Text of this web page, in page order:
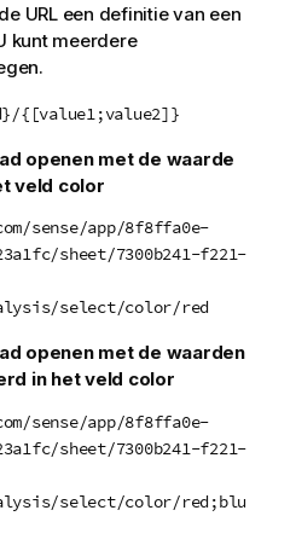
URLeen definitie van een
kunt meerdere
{[value1;value2]}
openen met de waarde
veld color
sense/app/8f8ffa0e-
sheet/7300b241-f221-
select/color/red
openen met de waarden
in het veld color
sense/app/8f8ffa0e-
sheet/7300b241-f221-
select/color/red;blu